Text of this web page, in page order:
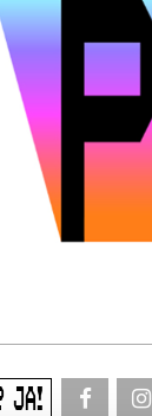
JA!